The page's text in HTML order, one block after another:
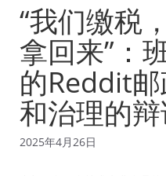
“我们缴税
拿回来”：
的Reddit
和治理的
2025年4月26日